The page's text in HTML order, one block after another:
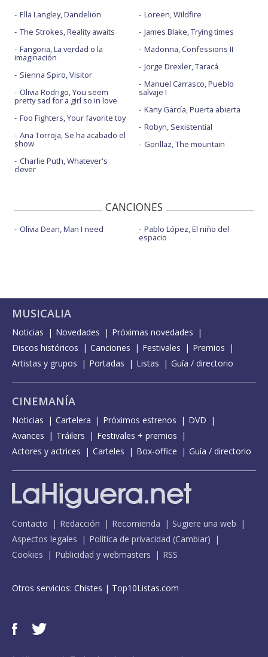
Ella Langley, Dandelion
The Strokes, Reality awaits
Fangoria, La verdad o la
imaginación
Sienna Spiro, Visitor
Olivia Rodrigo, You seem
pretty sad for a girl so in love
Foo Fighters, Your favorite toy
Ana Torroja, Se ha acabado el
show
Charlie Puth, Whatever's
clever
Loreen, Wildfire
James Blake, Trying times
Madonna, Confessions II
Jorge Drexler, Taracá
Manuel Carrasco, Pueblo
salvaje I
Kany García, Puerta abierta
Robyn, Sexistential
Gorillaz, The mountain
CANCIONES
Olivia Dean, Man I need Pablo López, El niño del
espacio
MUSICALIA
Noticias Novedades
Próximas novedades
Discos históricos
Canciones Festivales
Premios
Artistas y grupos
Portadas Listas Guía / directorio
CINEMANÍA
Noticias Cartelera Próximos estrenos
DVD
Avances
Tráilers
Festivales + premios
Actores y actrices
Carteles Box-office Guía / directorio
Contacto Redacción Recomienda
Sugiere una web
Aspectos legales
Política de privacidad (Cambiar)
Cookies
Publicidad y webmasters RSS
Otros servicios: Chistes | Top10Listas.com